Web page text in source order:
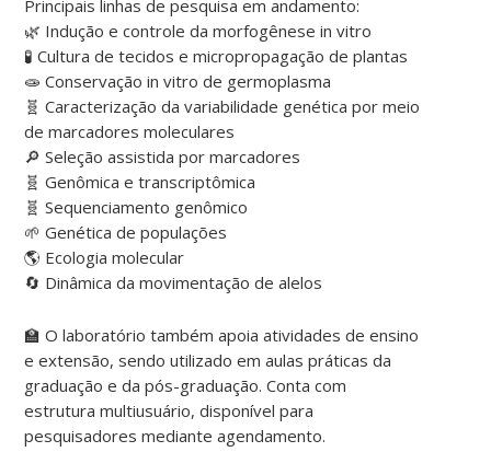
Principais linhas de pesquisa em andamento:
🌿 Indução e controle da morfogênese in vitro
🧪 Cultura de tecidos e micropropagação de plantas
🧫 Conservação in vitro de germoplasma
🧬 Caracterização da variabilidade genética por meio
de marcadores moleculares
🔎 Seleção assistida por marcadores
🧬 Genômica e transcriptômica
🧬 Sequenciamento genômico
🌱 Genética de populações
🌎 Ecologia molecular
🔄 Dinâmica da movimentação de alelos
🏫 O laboratório também apoia atividades de ensino
e extensão, sendo utilizado em aulas práticas da
graduação e da pós-graduação. Conta com
estrutura multiusuário, disponível para
pesquisadores mediante agendamento.